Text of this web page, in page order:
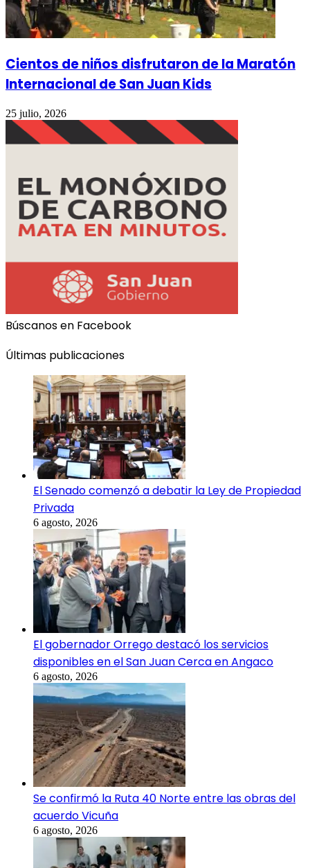
Cientos de niños disfrutaron de la Maratón
Internacional de San Juan Kids
25 julio, 2026
Búscanos en Facebook
Últimas publicaciones
El Senado comenzó a debatir la Ley de Propiedad
Privada
6 agosto, 2026
El gobernador Orrego destacó los servicios
disponibles en el San Juan Cerca en Angaco
6 agosto, 2026
Se confirmó la Ruta 40 Norte entre las obras del
acuerdo Vicuña
6 agosto, 2026